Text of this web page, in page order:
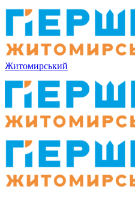
Житомирський